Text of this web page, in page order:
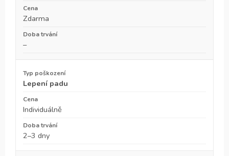
Zdarma
–
Lepení padu
Individuálně
2–3 dny